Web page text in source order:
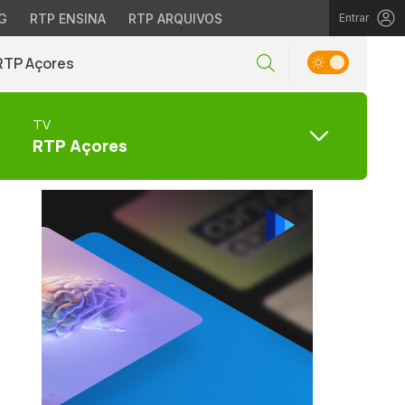
RTP ENSINA RTP ARQUIVOS Entrar
Açores
TV
RTP Açores